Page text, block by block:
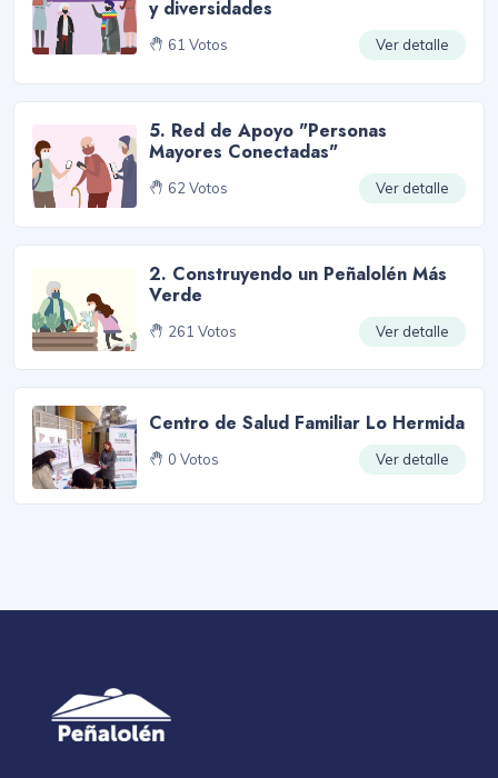
y diversidades
61 Votos Ver detalle
5. Red de Apoyo "Personas
Mayores Conectadas"
62 Votos Ver detalle
2. Construyendo un Peñalolén Más
Verde
261 Votos Ver detalle
Centro de Salud Familiar Lo Hermida
0 Votos Ver detalle